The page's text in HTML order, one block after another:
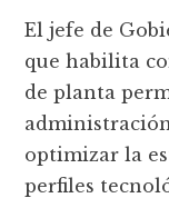
El jefe de
que habilita
de planta
optimizar la
perfiles